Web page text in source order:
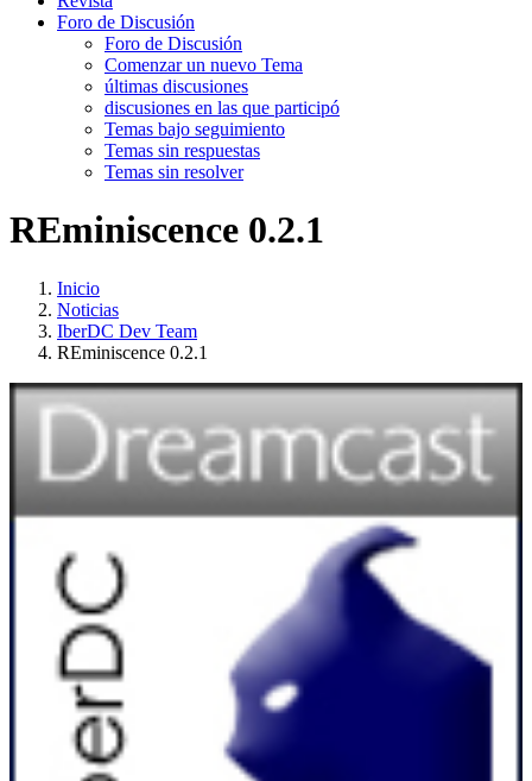
Foro de Discusión
Foro de Discusión
Comenzar un nuevo Tema
últimas discusiones
discusiones en las que participó
Temas bajo seguimiento
Temas sin respuestas
Temas sin resolver
REminiscence 0.2.1
Inicio
Noticias
IberDC Dev Team
REminiscence 0.2.1